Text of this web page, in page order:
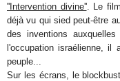
''Intervention divine''. Le
déjà vu qui sied peut-être
des inventions
l'occupation israélienne,
peuple...
Sur les écrans, le